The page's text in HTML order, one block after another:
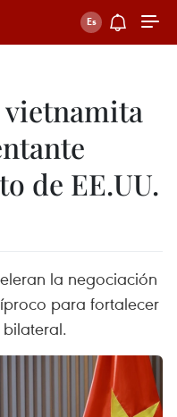
de EE.UU.
la negociación
para fortalecer